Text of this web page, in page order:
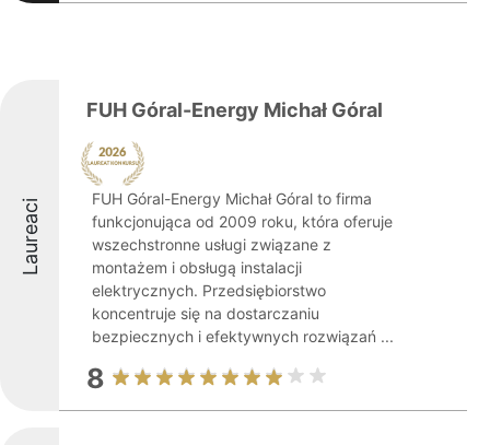
Laureaci
FUH Góral-Energy Michał Góral
FUH Góral-Energy Michał Góral to firma
funkcjonująca od 2009 roku, która oferuje
wszechstronne usługi związane z
montażem i obsługą instalacji
elektrycznych. Przedsiębiorstwo
koncentruje się na dostarczaniu
bezpiecznych i efektywnych rozwiązań ...
8